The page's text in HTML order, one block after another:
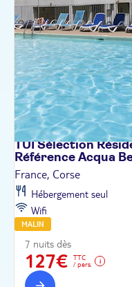
TUI Sélection
Référence Acqua
France, Corse
Hébergement seul
Wifi
MALIN
7 nuits dès
127€
TTC
/ pers.